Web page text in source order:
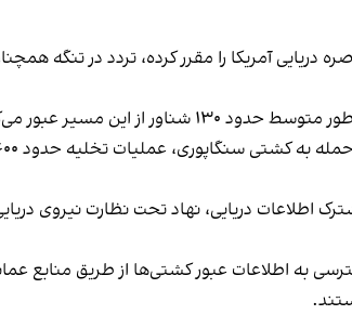
و پایان محاصره دریایی آمریکا را مقرر کرده، تردد در تنگه
دریایی، نهاد تحت نظارت نیروی دریایی
به اطلاعات عبور کشتی‌ها از طریق منابع